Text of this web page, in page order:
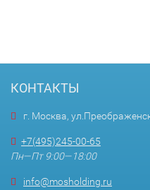
КОНТАКТЫ
г. Москва,
+7(495)245-00-65
Пн—Пт 9:00—18:00
info@mosholding.ru